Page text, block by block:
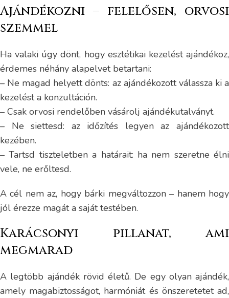
Ajándékozni – felelősen, orvosi
szemmel
Ha valaki úgy dönt, hogy esztétikai kezelést ajándékoz,
érdemes néhány alapelvet betartani:
– Ne magad helyett dönts: az ajándékozott válassza ki a
kezelést a konzultáción.
– Csak orvosi rendelőben vásárolj ajándékutalványt.
– Ne siettesd: az időzítés legyen az ajándékozott
kezében.
– Tartsd tiszteletben a határait: ha nem szeretne élni
vele, ne erőltesd.
A cél nem az, hogy bárki megváltozzon – hanem hogy
jól érezze magát a saját testében.
Karácsonyi pillanat, ami
megmarad
A legtöbb ajándék rövid életű. De egy olyan ajándék,
amely magabiztosságot, harmóniát és önszeretetet ad,